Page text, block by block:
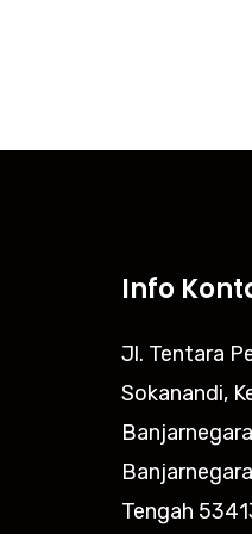
Info
Jl. Tentara
Sokanandi,
Tengah